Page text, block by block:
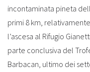
incontaminata pineta
primi 8 km,
l’ascesa al Rifugio
parte conclusiva del
Barbacan, ultimo dei